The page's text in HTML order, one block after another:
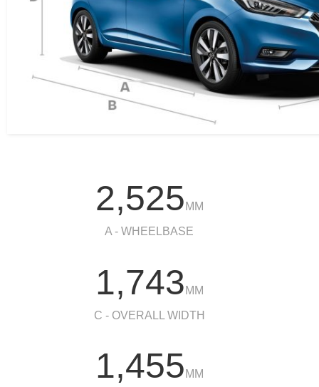
2,525 MM
A - WHEELBASE
1,743 MM
C - OVERALL WIDTH
1,455 MM